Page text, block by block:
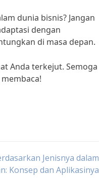
dunia bisnis? Jangan
dengan
di masa depan.
Anda terkejut. Semoga
Jenisnya dalam
Konsep dan Aplikasinya